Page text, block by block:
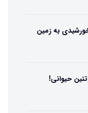
به زمین
حیوانی!